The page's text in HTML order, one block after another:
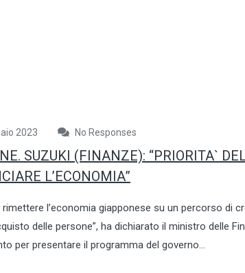
2023 No Responses
SUZUKI (FINANZE): “PRIORITA`
L’ECONOMIA”
rimettere l’economia giapponese su un percorso di
delle persone”, ha dichiarato il ministro delle
per presentare il programma del governo...